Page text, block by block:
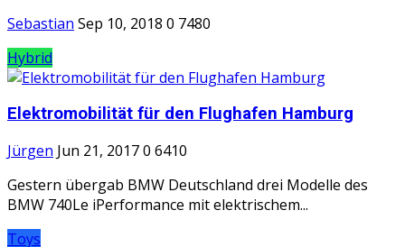
Sebastian Sep 10, 2018 0 7480
Hybrid
Elektromobilität für den Flughafen Hamburg
Jürgen Jun 21, 20170 6410
Gestern übergab BMW Deutschland drei Modelle des
BMW 740Le iPerformance mit elektrischem...
Toys